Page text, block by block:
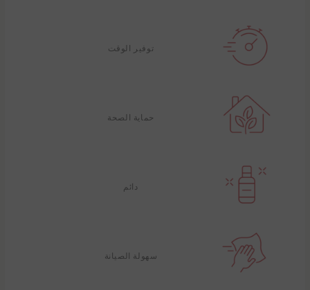
توفير الوقت
حماية الصحة
دائم
سهولة الصيانة